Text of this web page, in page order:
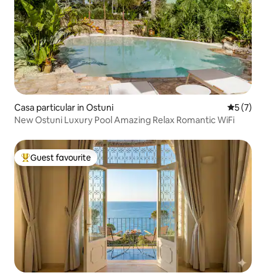
Casa particular in Ostuni 5 out of
5 (7)
New Ostuni Luxury Pool Amazing Relax Romantic WiFi
Top guest favourite
Guest favourite